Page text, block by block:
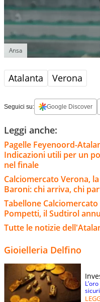
Ansa
Atalanta Verona
Seguici su: Google Discover
Leggi anche:
Pagelle Feyenoord-
Indicazioni utili per un
nel finale
Calciomercato Verona,
Baroni: chi arriva, chi
Tabellone
Pompetti, il Sudtirol
Tutte le notizie
Gioielleria Delfino
sicuri